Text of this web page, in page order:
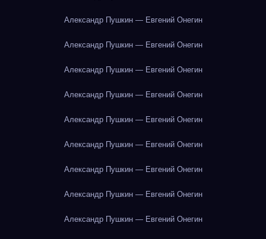
Александр Пушкин — Евгений Онегин
Александр Пушкин — Евгений Онегин
Александр Пушкин — Евгений Онегин
Александр Пушкин — Евгений Онегин
Александр Пушкин — Евгений Онегин
Александр Пушкин — Евгений Онегин
Александр Пушкин — Евгений Онегин
Александр Пушкин — Евгений Онегин
Александр Пушкин — Евгений Онегин